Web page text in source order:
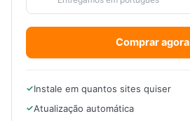
Comprar agora
Instale em quantos sites quiser
Atualização automática